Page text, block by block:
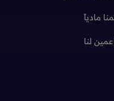
مادياً
لنا